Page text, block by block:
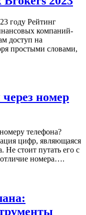
году Рейтинг
компаний-
доступ на
простыми словами,
номер
телефона?
цифр, являющаяся
Не стоит путать его с
отличие номера….